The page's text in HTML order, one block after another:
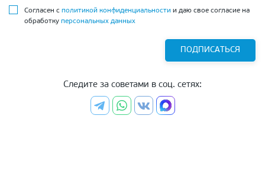
Согласен с политикой конфиденциальности и даю свое согласие на
обработку персональных данных
ПОДПИСАТЬСЯ
Следите за советами в соц. сетях: